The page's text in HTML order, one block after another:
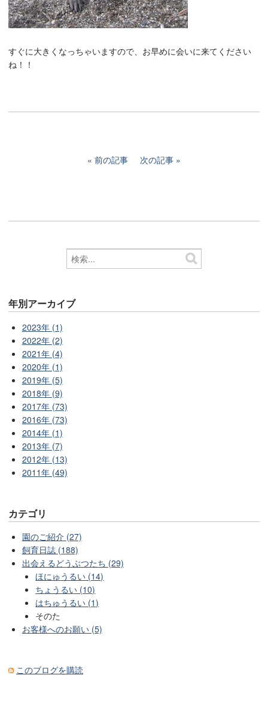
すぐに大きくなっちゃいますので、お早めに会いに来てください
ね！！
前の記事 次の記事
年別アーカイブ
2023年 (1)
2022年 (2)
2021年 (4)
2020年 (1)
2019年 (5)
2018年 (9)
2017年 (73)
2016年 (73)
2014年 (1)
2013年 (7)
2012年 (13)
2011年 (49)
カテゴリ
園のご紹介 (27)
飼育日誌 (188)
出会えるどうぶつたち (29)
ほにゅうるい (14)
ちょうるい (10)
はちゅうるい (1)
そのた
お客様へのお願い (5)
このブログを購読